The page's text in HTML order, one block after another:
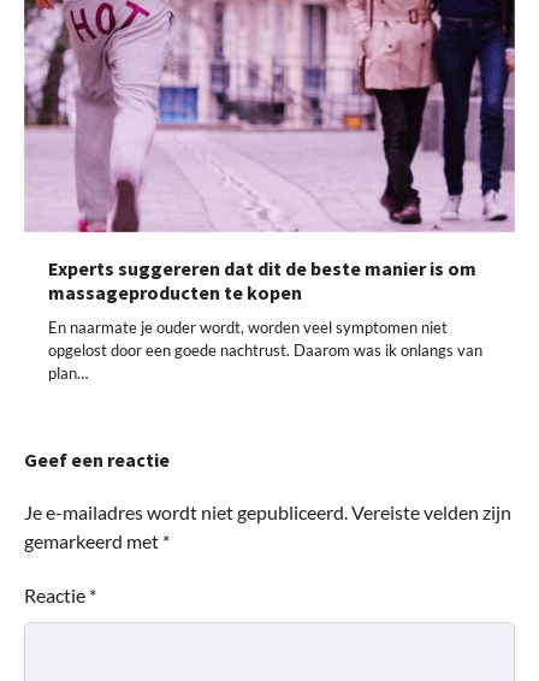
Experts suggereren dat dit de beste manier is om
massageproducten te kopen
En naarmate je ouder wordt, worden veel symptomen niet
opgelost door een goede nachtrust. Daarom was ik onlangs van
plan…
Geef een reactie
Je e-mailadres wordt niet gepubliceerd. Vereiste velden zijn
gemarkeerd met *
Reactie *